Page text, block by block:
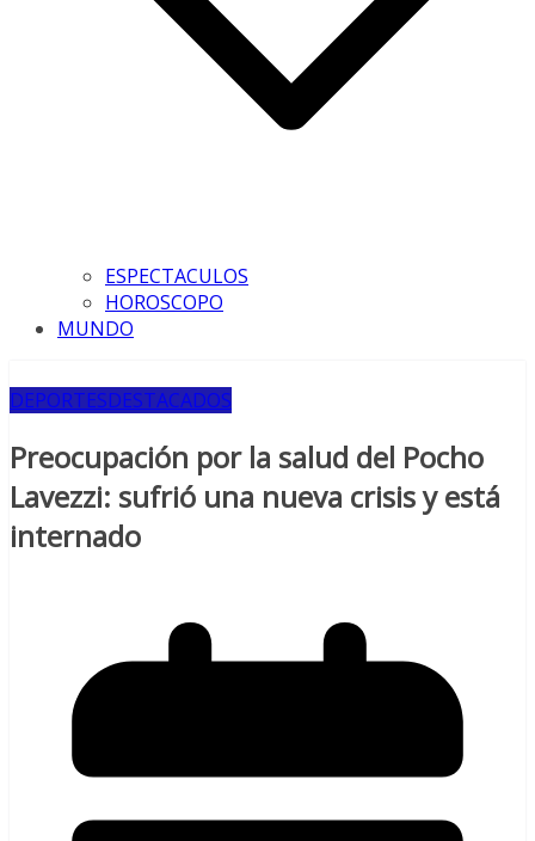
ESPECTACULOS
HOROSCOPO
MUNDO
DEPORTESDESTACADOS
Preocupación por la salud del Pocho
Lavezzi: sufrió una nueva crisis y está
internado